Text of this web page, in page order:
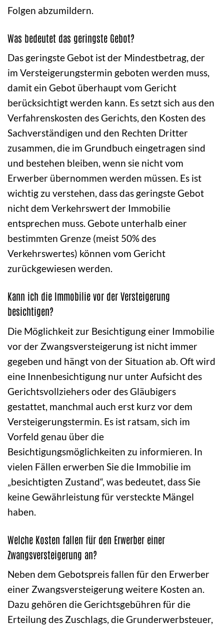
Folgen abzumildern.
Was bedeutet das geringste Gebot?
Das geringste Gebot ist der Mindestbetrag, der
im Versteigerungstermin geboten werden muss,
damit ein Gebot überhaupt vom Gericht
berücksichtigt werden kann. Es setzt sich aus den
Verfahrenskosten des Gerichts, den Kosten des
Sachverständigen und den Rechten Dritter
zusammen, die im Grundbuch eingetragen sind
und bestehen bleiben, wenn sie nicht vom
Erwerber übernommen werden müssen. Es ist
wichtig zu verstehen, dass das geringste Gebot
nicht dem Verkehrswert der Immobilie
entsprechen muss. Gebote unterhalb einer
bestimmten Grenze (meist 50% des
Verkehrswertes) können vom Gericht
zurückgewiesen werden.
Kann ich die Immobilie vor der Versteigerung
besichtigen?
Die Möglichkeit zur Besichtigung einer Immobilie
vor der Zwangsversteigerung ist nicht immer
gegeben und hängt von der Situation ab. Oft wird
eine Innenbesichtigung nur unter Aufsicht des
Gerichtsvollziehers oder des Gläubigers
gestattet, manchmal auch erst kurz vor dem
Versteigerungstermin. Es ist ratsam, sich im
Vorfeld genau über die
Besichtigungsmöglichkeiten zu informieren. In
vielen Fällen erwerben Sie die Immobilie im
„besichtigten Zustand“, was bedeutet, dass Sie
keine Gewährleistung für versteckte Mängel
haben.
Welche Kosten fallen für den Erwerber einer
Zwangsversteigerung an?
Neben dem Gebotspreis fallen für den Erwerber
einer Zwangsversteigerung weitere Kosten an.
Dazu gehören die Gerichtsgebühren für die
Erteilung des Zuschlags, die Grunderwerbsteuer,